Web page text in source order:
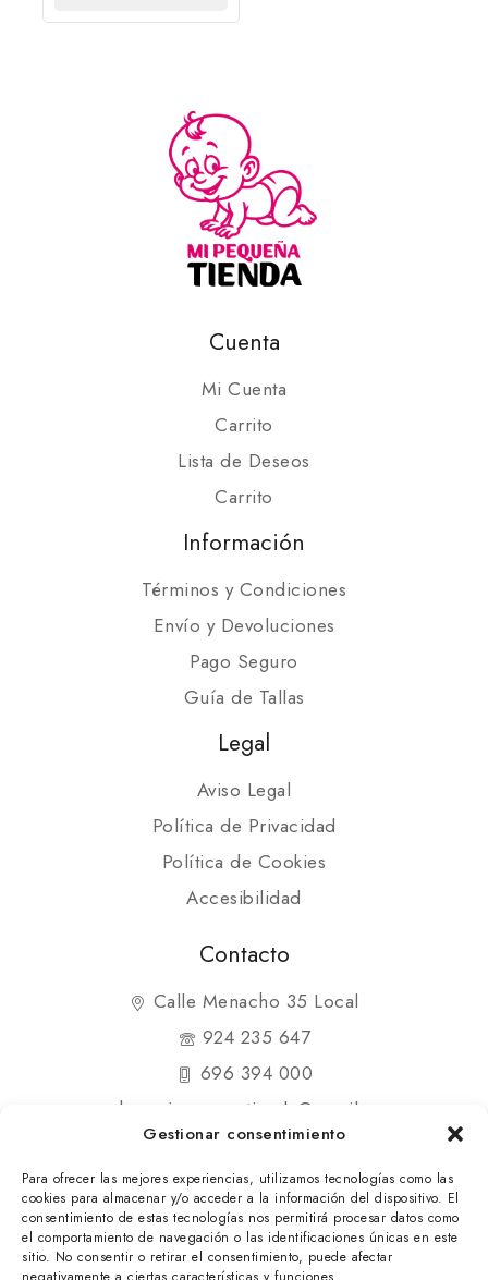
Gestionar consentimiento
Para ofrecer las mejores experiencias, utilizamos tecnologías como las
cookies para almacenar y/o acceder a la información del dispositivo. El
consentimiento de estas tecnologías nos permitirá procesar datos como
el comportamiento de navegación o las identificaciones únicas en este
sitio. No consentir o retirar el consentimiento, puede afectar
OPCIONES
Cuenta
Mi Cuenta
Carrito
Lista de Deseos
Carrito
Información
Términos y Condiciones
Envío y Devoluciones
Pago Seguro
Guía de Tallas
Legal
Aviso Legal
Política de Privacidad
Política de Cookies
Accesibilidad
Contacto
Calle Menacho 35 Local
924 235 647
696 394 000
shopmipequenatienda@gmail.com
© 2025 Mi Pequeña Tienda. Todos los derechos